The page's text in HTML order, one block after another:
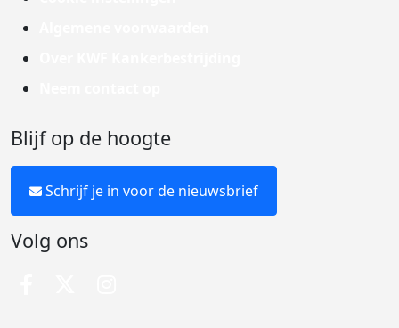
Blijf op de hoogte
Schrijf je in voor de nieuwsbrief
Volg ons